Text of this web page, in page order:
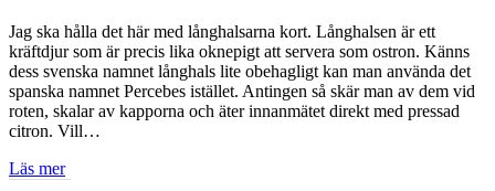
Jag ska hålla det här med långhalsarna kort. Långhalsen är ett
kräftdjur som är precis lika oknepigt att servera som ostron. Känns
dess svenska namnet långhals lite obehagligt kan man använda det
spanska namnet Percebes istället. Antingen så skär man av dem vid
roten, skalar av kapporna och äter innanmätet direkt med pressad
citron. Vill…
Läs mer